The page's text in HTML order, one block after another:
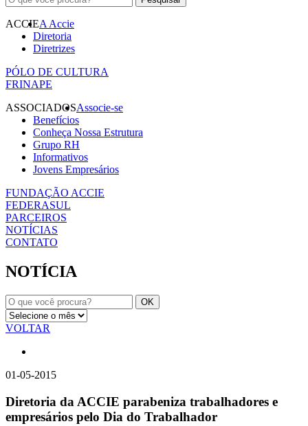
ACCIEA Accie
Diretoria
Diretrizes
PÓLO DE CULTURA
FRINAPE
ASSOCIADOSAssocie-se
Benefícios
Conheça Nossa Estrutura
Grupo RH
Informativos
Jovens Empresários
FUNDAÇÃO ACCIE
FEDERASUL
PARCEIROS
NOTÍCIAS
CONTATO
NOTÍCIA
VOLTAR
01-05-2015
Diretoria da ACCIE parabeniza trabalhadores e
empresários pelo Dia do Trabalhador